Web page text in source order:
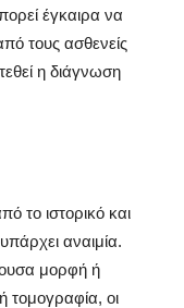
έγκαιρα να
τους ασθενείς
η διάγνωση
το ιστορικό και
αναιμία.
μορφή ή
τομογραφία, οι